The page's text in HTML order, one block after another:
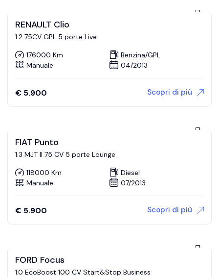
RENAULT Clio
1.2 75CV GPL 5 porte Live
176000 Km
Benzina/GPL
Manuale
04/2013
€ 5.900 Scopri di più
FIAT Punto
1.3 MJT II 75 CV 5 porte Lounge
118000 Km
Diesel
Manuale
07/2013
€ 5.900 Scopri di più
FORD Focus
1.0 EcoBoost 100 CV Start&Stop Business